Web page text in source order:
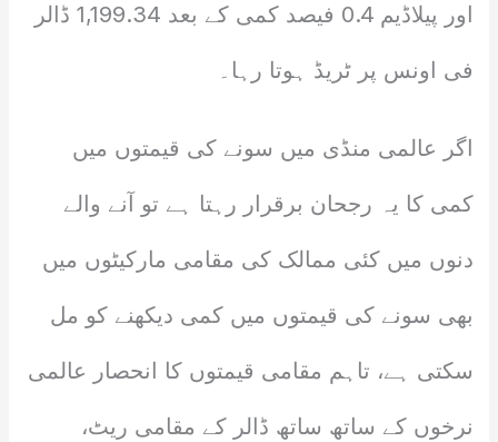
اور پیلاڈیم 0.4 فیصد کمی کے بعد 1,199.34 ڈالر
فی اونس پر ٹریڈ ہوتا رہا۔
اگر عالمی منڈی میں سونے کی قیمتوں میں
کمی کا یہ رجحان برقرار رہتا ہے تو آنے والے
دنوں میں کئی ممالک کی مقامی مارکیٹوں میں
بھی سونے کی قیمتوں میں کمی دیکھنے کو مل
سکتی ہے، تاہم مقامی قیمتوں کا انحصار عالمی
نرخوں کے ساتھ ساتھ ڈالر کے مقامی ریٹ،